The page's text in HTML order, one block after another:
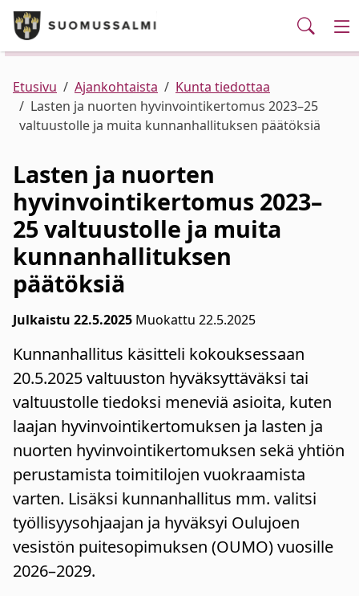
Siirry pääsisältöön
Puhelinluettelo/yhteystiedot
Palvelut
Ajankohtaista
Verkkokauppa
Kunta ja hallinto
Asuminen ja ympäristö
Varhaiskasvatus ja koulutus
Elinvoima
Kulttuuri, vapaa-aika ja nuoret
Etusivu Ajankohtaista
Kunta tiedottaa
Lasten ja nuorten hyvinvointikertomus 2023–25
valtuustolle ja muita kunnanhallituksen päätöksiä
Lasten ja nuorten
hyvinvointikertomus 2023–
25 valtuustolle ja muita
kunnanhallituksen
päätöksiä
Julkaistu 22.5.2025 Muokattu 22.5.2025
Kunnanhallitus käsitteli kokouksessaan
20.5.2025 valtuuston hyväksyttäväksi tai
valtuustolle tiedoksi meneviä asioita, kuten
laajan hyvinvointikertomuksen ja lasten ja
nuorten hyvinvointikertomuksen sekä yhtiön
perustamista toimitilojen vuokraamista
varten. Lisäksi kunnanhallitus mm. valitsi
työllisyysohjaajan ja hyväksyi Oulujoen
vesistön puitesopimuksen (OUMO) vuosille
2026–2029.